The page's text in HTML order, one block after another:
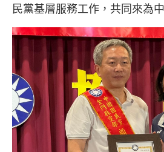
民黨基層服務工作，共同來為